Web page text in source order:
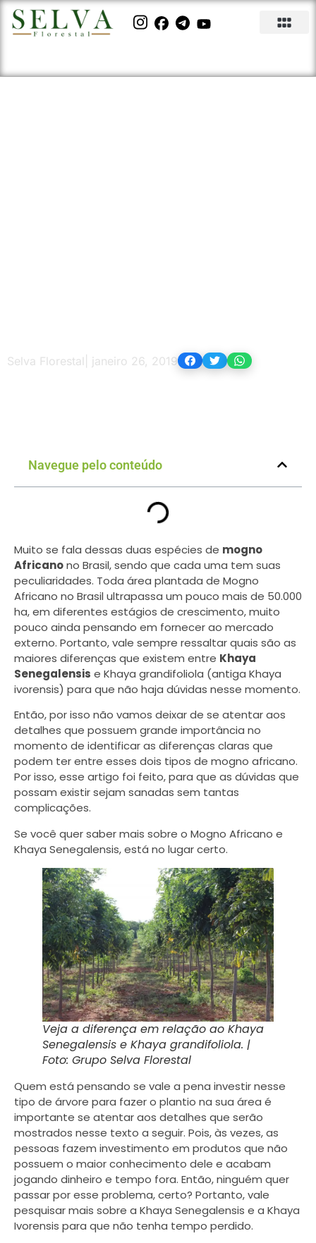
Selva Florestal janeiro 26, 2019
Navegue pelo conteúdo
Muito se fala dessas duas espécies de mogno
Africanono Brasil, sendo que cada uma tem suas
peculiaridades. Toda área plantada de Mogno
Africano no Brasil ultrapassa um pouco mais de 50.000
ha, em diferentes estágios de crescimento, muito
pouco ainda pensando em fornecer ao mercado
externo. Portanto, vale sempre ressaltar quais são as
maiores diferenças que existem entre Khaya
Senegalensis e Khaya grandifoliola (antiga Khaya
ivorensis) para que não haja dúvidas nesse momento.
Então, por isso não vamos deixar de se atentar aos
detalhes que possuem grande importância no
momento de identificar as diferenças claras que
podem ter entre esses dois tipos de mogno africano.
Por isso, esse artigo foi feito, para que as dúvidas que
possam existir sejam sanadas sem tantas
complicações.
Se você quer saber mais sobre o Mogno Africano e
Khaya Senegalensis, está no lugar certo.
Veja a diferença em relação ao Khaya
Senegalensis e Khaya grandifoliola. |
Foto: Grupo Selva Florestal
Quem está pensando se vale a pena investir nesse
tipo de árvore para fazer o plantio na sua área é
importante se atentar aos detalhes que serão
mostrados nesse texto a seguir. Pois, às vezes, as
pessoas fazem investimento em produtos que não
possuem o maior conhecimento dele e acabam
jogando dinheiro e tempo fora. Então, ninguém quer
passar por esse problema, certo? Portanto, vale
pesquisar mais sobre a Khaya Senegalensis e a Khaya
Ivorensis para que não tenha tempo perdido.